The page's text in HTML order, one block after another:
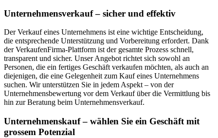
Unternehmensverkauf – sicher und effektiv
Der Verkauf eines Unternehmens ist eine wichtige Entscheidung,
die entsprechende Unterstützung und Vorbereitung erfordert. Dank
der VerkaufenFirma-Plattform ist der gesamte Prozess schnell,
transparent und sicher. Unser Angebot richtet sich sowohl an
Personen, die ein fertiges Geschäft verkaufen möchten, als auch an
diejenigen, die eine Gelegenheit zum Kauf eines Unternehmens
suchen. Wir unterstützen Sie in jedem Aspekt – von der
Unternehmensbewertung vor dem Verkauf über die Vermittlung bis
hin zur Beratung beim Unternehmensverkauf.
Unternehmenskauf – wählen Sie ein Geschäft mit
grossem Potenzial